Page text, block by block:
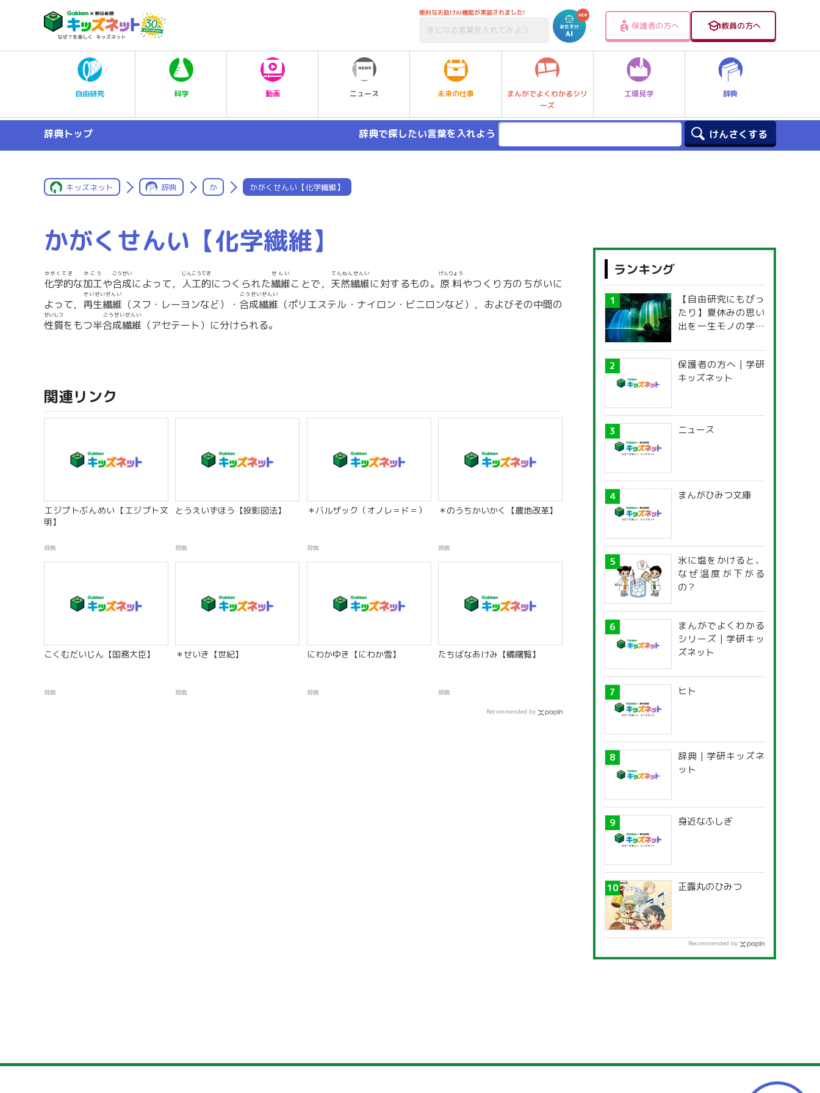
便利なお助けAI機能が実装されました!
保護者の方へ 教員の方へ
自由研究 科学 動画 ニュース 未来の仕事
まんがでよくわかるシリ
ーズ
工場見学 辞典
辞典トップ 辞典で探したい言葉を入れよう
キッズネット 辞典 か かがくせんい【化学繊維】
かがくせんい【化学繊維】
化学的
かがくてき
な加工
かこう
や合成
ごうせい
によって， 人工的
じんこうてき
につくられた繊維
せんい
ことで， 天然繊維
てんねんせんい
に対するもの。 原料
げんりょう
やつくり方のちがいに
よって， 再生繊維
さいせいせんい
（スフ・レーヨンなど）・ 合成繊維
ごうせいせんい
（ポリエステル・ナイロン・ビニロンなど），およびその中間の
性質
せいしつ
をもつ半合成繊維
ごうせいせんい
（アセテート）に分けられる。
関連リンク
エジプトぶんめい【エジプト文
明】
辞典
とうえいずほう【投影図法】
辞典
＊バルザック（オノレ＝ド＝）
辞典
＊のうちかいかく【農地改革】
辞典
こくむだいじん【国務大臣】
辞典
＊せいき【世紀】
辞典
にわかゆき【にわか雪】
辞典
たちばなあけみ【橘曙覧】
辞典
Recommended by
ランキング
【自由研究にもぴっ
たり】夏休みの思い
出を一生モノの学び
探究ガイド
保護者の方へ | 学研
キッズネット
ニュース
まんがひみつ文庫
氷に塩をかけると、
なぜ温度が下がる
の？
まんがでよくわかる
シリーズ | 学研キッ
ズネット
ヒト
辞典 | 学研キッズネ
ット
身近なふしぎ
正露丸のひみつ
Recommended by